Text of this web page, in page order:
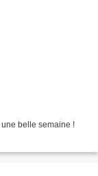
belle semaine !